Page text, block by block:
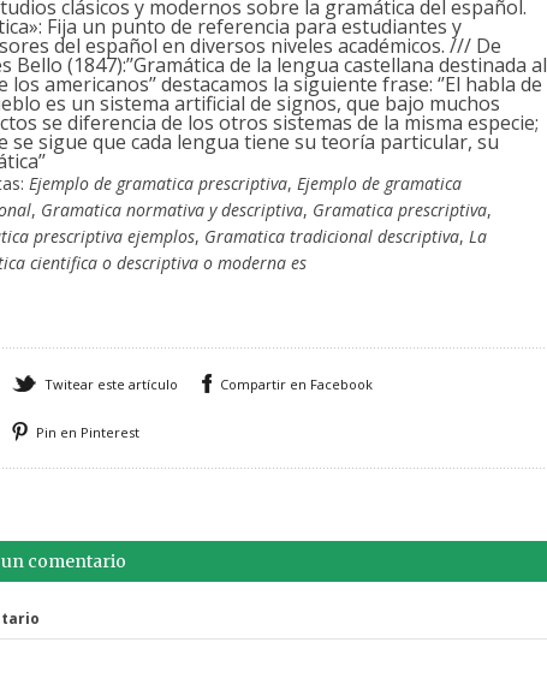
clásicos y modernos sobre la gramática del español.
Fija un punto de referencia para estudiantes y
del español en diversos niveles académicos. /// De
Bello (1847):’’Gramática de la lengua castellana destinada al
los americanos’’ destacamos la siguiente frase: ‘’El habla de
es un sistema artificial de signos, que bajo muchos
se diferencia de los otros sistemas de la misma especie;
se sigue que cada lengua tiene su teoría particular, su
Ejemplo de gramatica prescriptiva, Ejemplo de gramatica
, Gramatica normativa y descriptiva, Gramatica prescriptiva,
prescriptiva ejemplos, Gramatica tradicional descriptiva, La
cientifica o descriptiva o moderna es
Twitear este artículo Compartir en Facebook
Pin en Pinterest
un comentario